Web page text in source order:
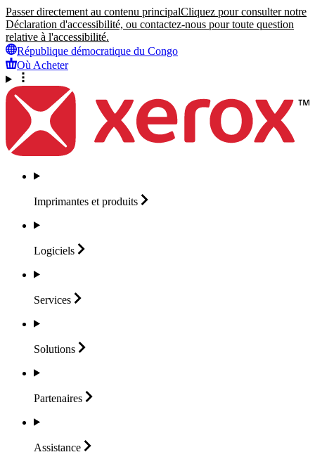
Passer directement au contenu principalCliquez pour consulter notre
Déclaration d'accessibilité, ou contactez-nous pour toute question
relative à l'accessibilité.
République démocratique du Congo
Où Acheter
Imprimantes et produits
Logiciels
Services
Solutions
Partenaires
Assistance